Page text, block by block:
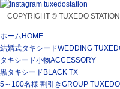
COPYRIGHT © TUXEDO
ホーム HOME
結婚式タキシードWEDDING
タキシード小物ACCESSORY
黒タキシード BLACK TX
5～100名様 割引きGROUP TUXEDO